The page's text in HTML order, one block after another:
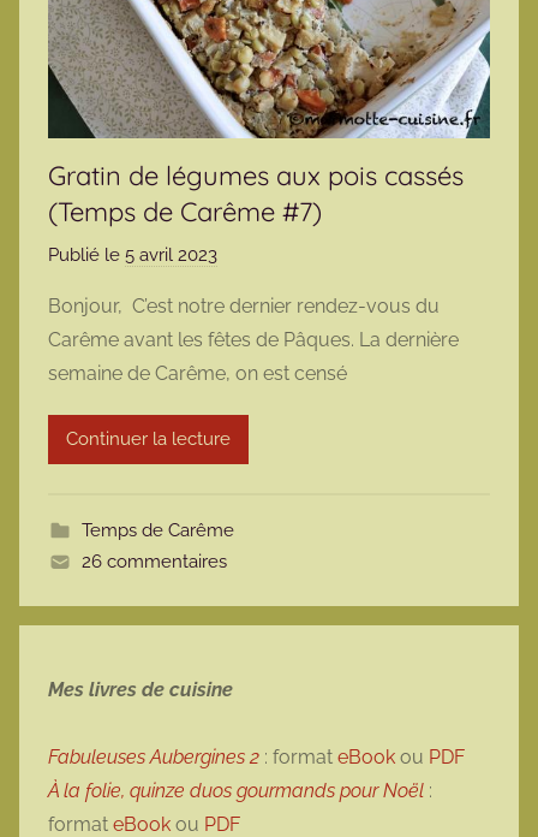
Gratin de légumes aux pois cassés
(Temps de Carême #7)
Publié le 5 avril 2023
r
m
a
r
m
t
e
Bonjour, C’est notre dernier rendez-vous du
Carême avant les fêtes de Pâques. La dernière
semaine de Carême, on est censé
Continuer la lecture
Temps de Carême
26 commentaires
Mes livres de cuisine
Fabuleuses Aubergines 2 : format eBook ou PDF
À la folie, quinze duos gourmands pour Noël :
format eBook ou PDF